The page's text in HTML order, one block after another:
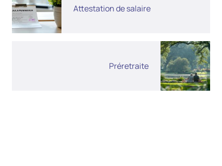
Attestation de salaire
Préretraite